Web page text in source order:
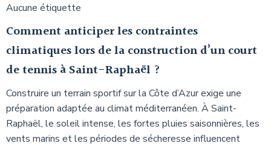
Aucune étiquette
Comment anticiper les contraintes
climatiques lors de la construction d’un court
de tennis à Saint-Raphaël ?
Construire un terrain sportif sur la Côte d’Azur exige une
préparation adaptée au climat méditerranéen. À Saint-
Raphaël, le soleil intense, les fortes pluies saisonnières, les
vents marins et les périodes de sécheresse influencent